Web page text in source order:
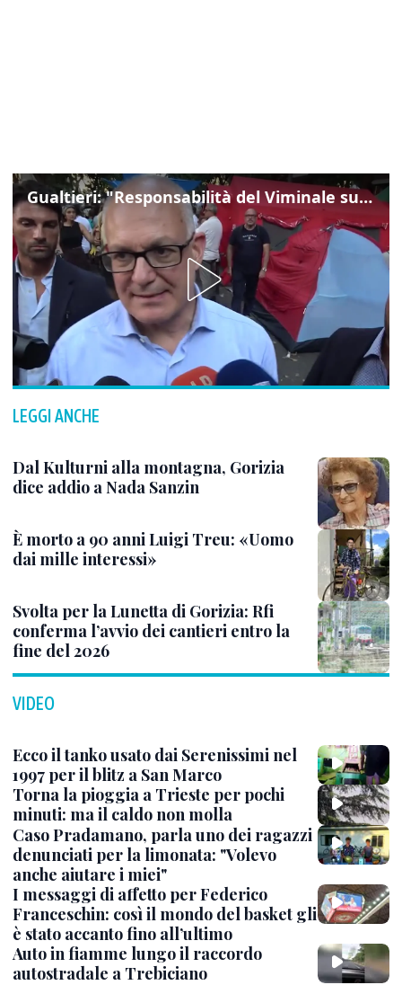
Gualtieri: "Responsabilità del Viminale su Spin Time? La posizione dei partiti è nota"
LEGGI ANCHE
Dal Kulturni alla montagna, Gorizia
dice addio a Nada Sanzin
È morto a 90 anni Luigi Treu: «Uomo
dai mille interessi»
Svolta per la Lunetta di Gorizia: Rfi
conferma l’avvio dei cantieri entro la
fine del 2026
VIDEO
Ecco il tanko usato dai Serenissimi nel
1997 per il blitz a San Marco
Torna la pioggia a Trieste per pochi
minuti: ma il caldo non molla
Caso Pradamano, parla uno dei ragazzi
denunciati per la limonata: "Volevo
anche aiutare i miei"
I messaggi di affetto per Federico
Franceschin: così il mondo del basket gli
è stato accanto fino all’ultimo
Auto in fiamme lungo il raccordo
autostradale a Trebiciano